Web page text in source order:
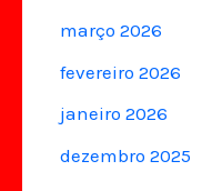
março 2026
fevereiro 2026
janeiro 2026
dezembro 2025